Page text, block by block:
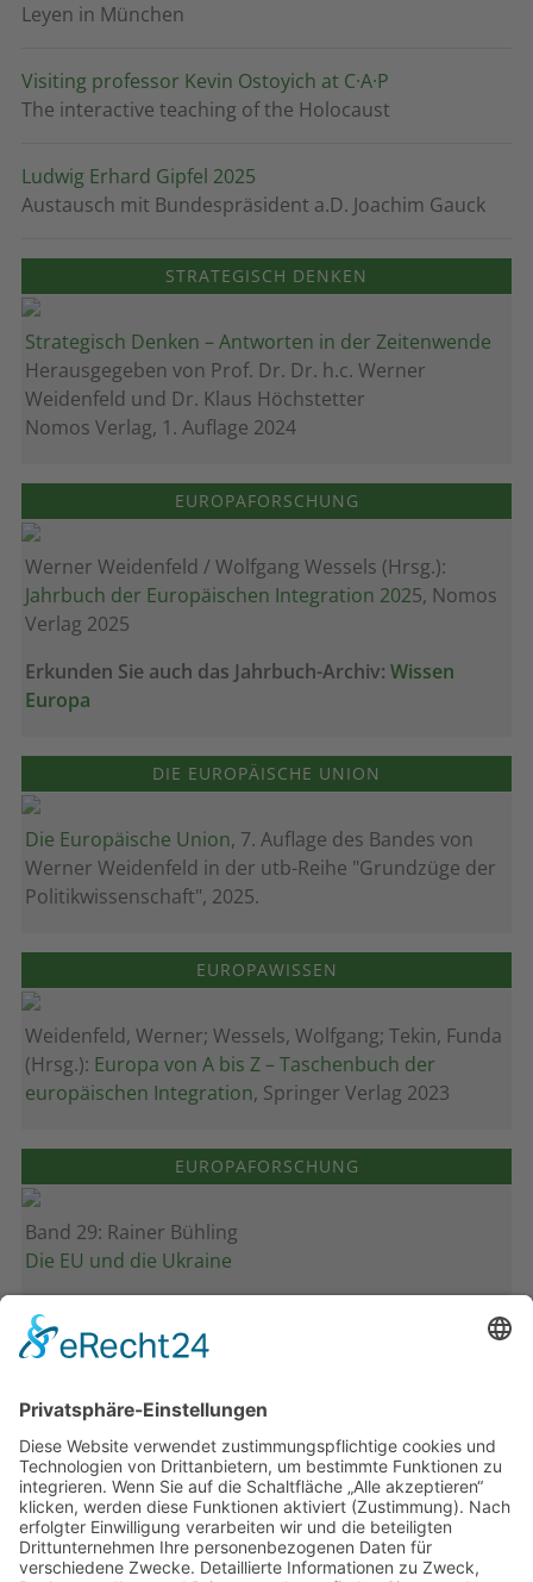
Leyen in München
Visiting professor Kevin Ostoyich at C·A·P
The interactive teaching of the Holocaust
Ludwig Erhard Gipfel 2025
Austausch mit Bundespräsident a.D. Joachim Gauck
STRATEGISCH DENKEN
Strategisch Denken – Antworten in der Zeitenwende
Herausgegeben von Prof. Dr. Dr. h.c. Werner
Weidenfeld und Dr. Klaus Höchstetter
Nomos Verlag, 1. Auflage 2024
EUROPAFORSCHUNG
Werner Weidenfeld / Wolfgang Wessels (Hrsg.):
Jahrbuch der Europäischen Integration 2025, Nomos
Verlag 2025
Erkunden Sie auch das Jahrbuch-Archiv: Wissen
Europa
DIE EUROPÄISCHE UNION
Die Europäische Union, 7. Auflage des Bandes von
Werner Weidenfeld in der utb-Reihe "Grundzüge der
Politikwissenschaft", 2025.
EUROPAWISSEN
Weidenfeld, Werner; Wessels, Wolfgang; Tekin, Funda
(Hrsg.): Europa von A bis Z – Taschenbuch der
europäischen Integration, Springer Verlag 2023
EUROPAFORSCHUNG
Band 29: Rainer Bühling
Die EU und die Ukraine
Band 28: Andrea Zeller
Eurorettung um jeden Preis?
Band 27: Thomas Jansen
Europa verstehen
Band 26: Andreas Öffner
Die Macht der Interessen